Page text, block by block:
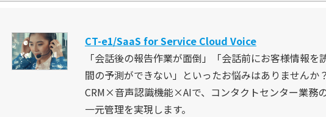
CT-e1/SaaS for Service Cloud Voice
「会話後の報告作業が面倒」「会話前にお客様情報
間の予測ができない」といったお悩みはありませんか？
CRM×音声認識機能×AIで、 コンタクトセンター業務
一元管理を実現します。